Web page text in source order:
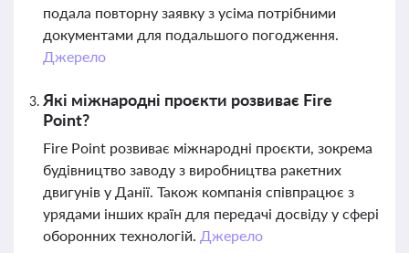
подала повторну заявку з усіма потрібними
документами для подальшого погодження.
Джерело
Які міжнародні проєкти розвиває Fire
Point?
Fire Point розвиває міжнародні проєкти, зокрема
будівництво заводу з виробництва ракетних
двигунів у Данії. Також компанія співпрацює з
урядами інших країн для передачі досвіду у сфері
оборонних технологій. Джерело